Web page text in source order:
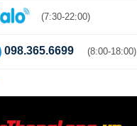
(7:30-22:00)
098.365.6699 (8:00-18:00)